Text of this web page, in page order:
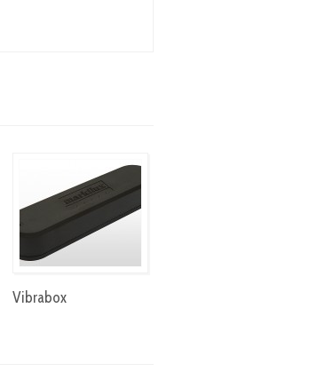
Vibrabox